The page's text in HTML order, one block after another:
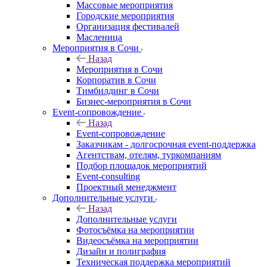
Массовые мероприятия
Городские мероприятия
Организация фестивалей
Масленица
Мероприятия в Сочи
Назад
Мероприятия в Сочи
Корпоратив в Сочи
Тимбилдинг в Сочи
Бизнес-мероприятия в Сочи
Event-сопровождение
Назад
Event-сопровождение
Заказчикам - долгосрочная event-поддержка
Агентствам, отелям, туркомпаниям
Подбор площадок мероприятий
Event-consulting
Проектный менеджмент
Дополнительные услуги
Назад
Дополнительные услуги
Фотосъёмка на мероприятии
Видеосъёмка на мероприятии
Дизайн и полиграфия
Техническая поддержка мероприятий